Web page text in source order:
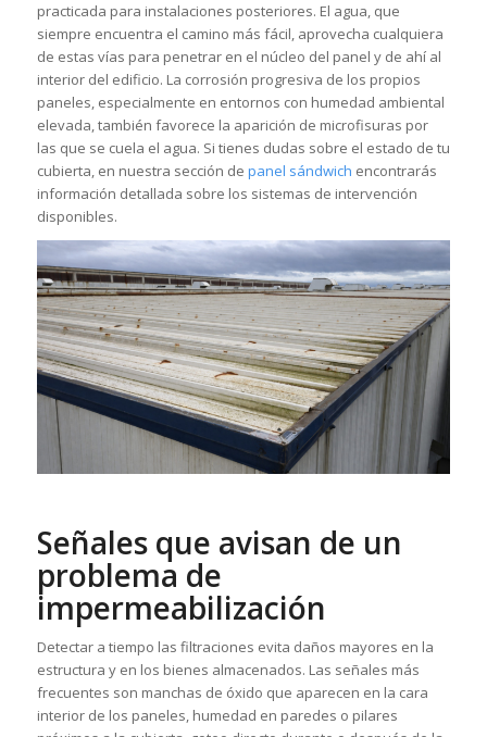
practicada para instalaciones posteriores. El agua, que
siempre encuentra el camino más fácil, aprovecha cualquiera
de estas vías para penetrar en el núcleo del panel y de ahí al
interior del edificio. La corrosión progresiva de los propios
paneles, especialmente en entornos con humedad ambiental
elevada, también favorece la aparición de microfisuras por
las que se cuela el agua. Si tienes dudas sobre el estado de tu
cubierta, en nuestra sección de panel sándwich encontrarás
información detallada sobre los sistemas de intervención
disponibles.
Señales que avisan de un
problema de
impermeabilización
Detectar a tiempo las filtraciones evita daños mayores en la
estructura y en los bienes almacenados. Las señales más
frecuentes son manchas de óxido que aparecen en la cara
interior de los paneles, humedad en paredes o pilares